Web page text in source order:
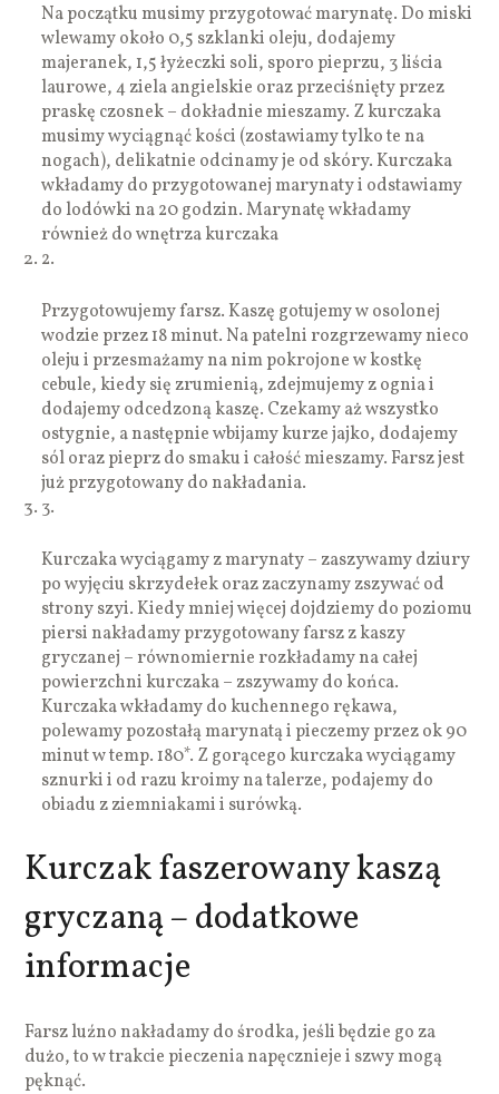
Na początku musimy przygotować marynatę. Do miski
wlewamy około 0,5 szklanki oleju, dodajemy
majeranek, 1,5 łyżeczki soli, sporo pieprzu, 3 liścia
laurowe, 4 ziela angielskie oraz przeciśnięty przez
praskę czosnek – dokładnie mieszamy. Z kurczaka
musimy wyciągnąć kości (zostawiamy tylko te na
nogach), delikatnie odcinamy je od skóry. Kurczaka
wkładamy do przygotowanej marynaty i odstawiamy
do lodówki na 20 godzin. Marynatę wkładamy
również do wnętrza kurczaka
2.
Przygotowujemy farsz. Kaszę gotujemy w osolonej
wodzie przez 18 minut. Na patelni rozgrzewamy nieco
oleju i przesmażamy na nim pokrojone w kostkę
cebule, kiedy się zrumienią, zdejmujemy z ognia i
dodajemy odcedzoną kaszę. Czekamy aż wszystko
ostygnie, a następnie wbijamy kurze jajko, dodajemy
sól oraz pieprz do smaku i całość mieszamy. Farsz jest
już przygotowany do nakładania.
3.
Kurczaka wyciągamy z marynaty – zaszywamy dziury
po wyjęciu skrzydełek oraz zaczynamy zszywać od
strony szyi. Kiedy mniej więcej dojdziemy do poziomu
piersi nakładamy przygotowany farsz z kaszy
gryczanej – równomiernie rozkładamy na całej
powierzchni kurczaka – zszywamy do końca.
Kurczaka wkładamy do kuchennego rękawa,
polewamy pozostałą marynatą i pieczemy przez ok 90
minut w temp. 180*. Z gorącego kurczaka wyciągamy
sznurki i od razu kroimy na talerze, podajemy do
obiadu z ziemniakami i surówką.
Kurczak faszerowany kaszą
gryczaną – dodatkowe
informacje
Farsz luźno nakładamy do środka, jeśli będzie go za
dużo, to w trakcie pieczenia napęcznieje i szwy mogą
pęknąć.